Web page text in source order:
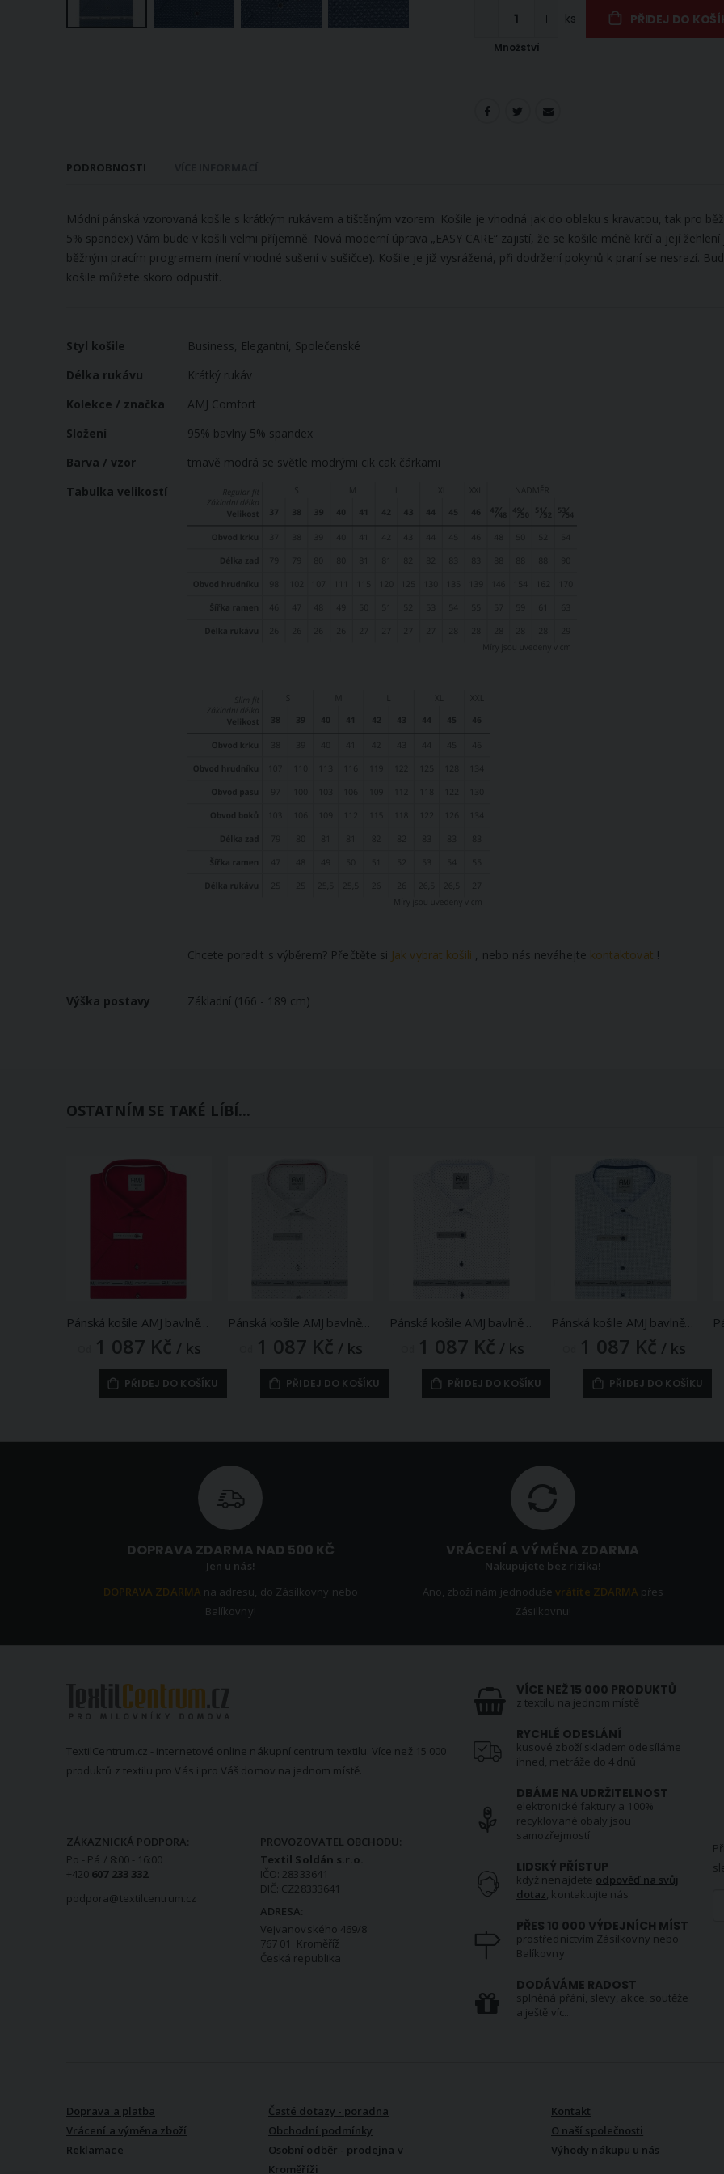
Množství
ks PŘIDEJ DO
PODROBNOSTI
Módní pánská vzorovaná košile s krátkým rukávem a tištěným vzorem. Košile je vhodná jak do obleku s kravatou, tak pro
5% spandex) Vám bude v košili velmi příjemně. Nová moderní úprava „EASY CARE“ zajistí, že se košile méně krčí a její
běžným pracím programem (není vhodné sušení v sušičce). Košile je již vysrážená, při dodržení pokynů k praní se nesrazí.
košile můžete skoro odpustit.
Více
Styl košile
Business, Elegantní, Společenské
Délka rukávu
Krátký rukáv
Kolekce / značka
AMJ Comfort
Složení
95% bavlny 5% spandex
Barva / vzor
tmavě modrá se světle modrými cik cak čárkami
Tabulka velikostí
Chcete poradit s výběrem? Přečtěte si Jak vybrat košili , nebo nás neváhejte kontaktovat !
Výška postavy Základní (166 - 189 cm)
OSTATNÍM SE TAKÉ LÍBÍ...
Pánská košile AMJ bavlněná, červená puntíkovaná VKBR1280, krátký rukáv, (regular + slim fit)
1 087 Kč / ks
PŘIDEJ DO KOŠÍKU
Pánská košile AMJ bavlněná, světle šedá puntíkovaná VKBR1281, krátký rukáv, (regular + slim fit)
1 087 Kč / ks
PŘIDEJ DO KOŠÍKU
Pánská košile AMJ bavlněná, bílá puntíkovaná VKBR1288 krátký rukáv, (regular + slim fit)
1 087 Kč / ks
PŘIDEJ DO KOŠÍKU
Pánská košile AMJ bavlněná, bílá s modrými čárkami VKBR1278, krátký rukáv, (regular + slim fit)
1 087 Kč / ks
PŘIDEJ DO KOŠÍKU
DOPRAVA ZDARMA NAD 500 KČ
Jen u nás!
DOPRAVA ZDARMA na adresu, do Zásilkovny nebo
Balíkovny!
VRÁCENÍ A VÝMĚNA ZDARMA
Nakupujete bez rizika!
Ano, zboží nám jednoduševrátíte ZDARMA přes
Zásilkovnu!
TextilCentrum.cz - internetové online nákupní centrum textilu. Více než 15 000
produktů z textilu pro Vás i pro Váš domov na jednom místě.
ZÁKAZNICKÁ PODPORA:
Po - Pá / 8:00 - 16:00
+420 607 233 332
podpora@textilcentrum.cz
PROVOZOVATEL OBCHODU:
Textil Soldán s.r.o.
IČO: 28333641
DIČ: CZ28333641
ADRESA:
Vejvanovského 469/8
767 01 Kroměříž
Česká republika
VÍCE NEŽ 15 000 PRODUKTŮ
z textilu na jednom místě
RYCHLÉ ODESLÁNÍ
kusové zboží skladem odesíláme
ihned, metráže do 4 dnů
DBÁME NA UDRŽITELNOST
elektronické faktury a 100%
recyklované obaly jsou
samozřejmostí
LIDSKÝ PŘÍSTUP
když nenajdete odpověď na svůj
dotaz, kontaktujte nás
PŘES 10 000 VÝDEJNÍCH MÍST
prostřednictvím Zásilkovny nebo
Balíkovny
DODÁVÁME RADOST
splněná přání, slevy, akce, soutěže
a ještě víc...
Doprava a platba
Vrácení a výměna zboží
Reklamace
Časté dotazy - poradna
Obchodní podmínky
Osobní odběr - prodejna v
Kroměříži
Kontakt
O naší společnosti
Výhody nákupu u nás